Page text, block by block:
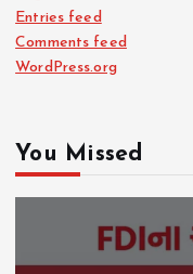
Entries feed
Comments feed
WordPress.org
You Missed